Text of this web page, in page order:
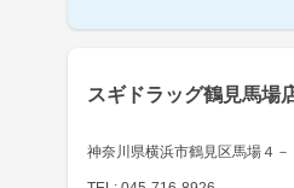
スギドラッグ鶴見馬場
神奈川県横浜市鶴見区馬場４－